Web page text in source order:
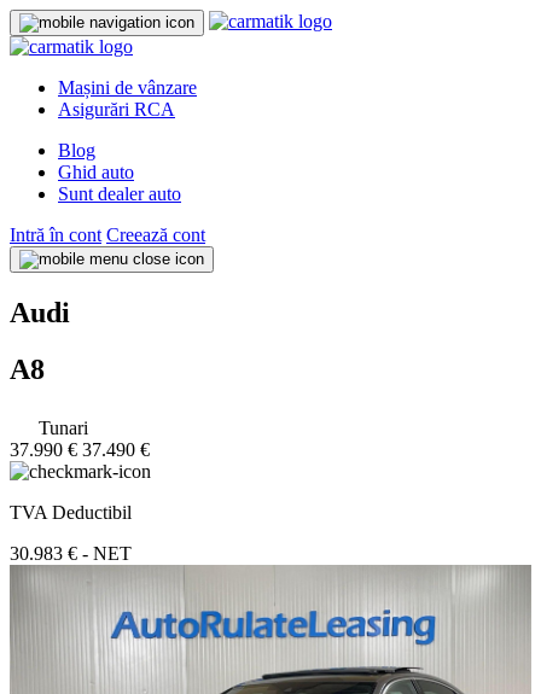
Mașini de vânzare
Asigurări RCA
Blog
Ghid auto
Sunt dealer auto
Intră în cont Creează cont
Audi
A8
Tunari
37.990 € 37.490 €
TVA Deductibil
30.983 € - NET